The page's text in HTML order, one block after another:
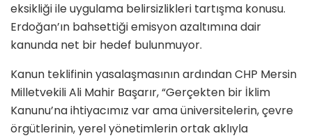
eksikliği ile uygulama belirsizlikleri tartışma konusu.
Erdoğan’ın bahsettiği emisyon azaltımına dair
kanunda net bir hedef bulunmuyor.
Kanun teklifinin yasalaşmasının ardından CHP Mersin
Milletvekili Ali Mahir Başarır, “Gerçekten bir İklim
Kanunu’na ihtiyacımız var ama üniversitelerin, çevre
örgütlerinin, yerel yönetimlerin ortak aklıyla